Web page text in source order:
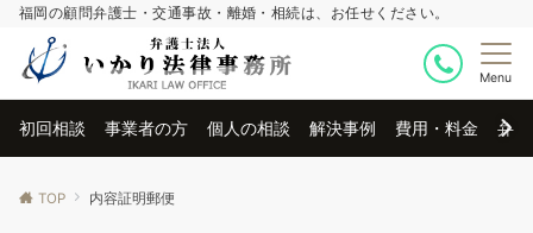
福岡の顧問弁護士・交通事故・離婚・相続は、お任せください。
Menu
初回相談 事業者の方 個人の相談 解決事例 費用・料金 弁
TOP 内容証明郵便